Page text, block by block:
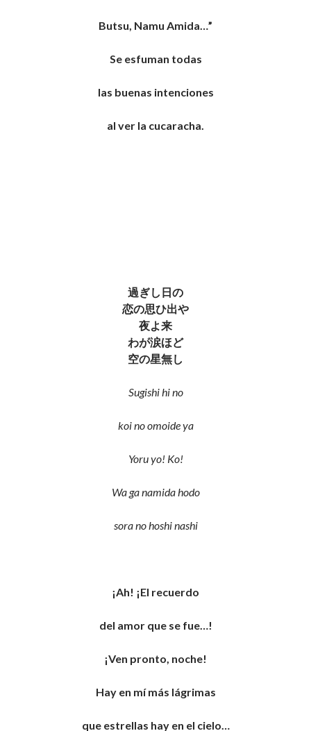
Butsu, Namu Amida…”
Se esfuman todas
las buenas intenciones
al ver la cucaracha.
過ぎし日の
恋の思ひ出や
夜よ来
わが涙ほど
空の星無し
Sugishi hi no
koi no omoide ya
Yoru yo! Ko!
Wa ga namida hodo
sora no hoshi nashi
¡Ah! ¡El recuerdo
del amor que se fue…!
¡Ven pronto, noche!
Hay en mí más lágrimas
que estrellas hay en el cielo…